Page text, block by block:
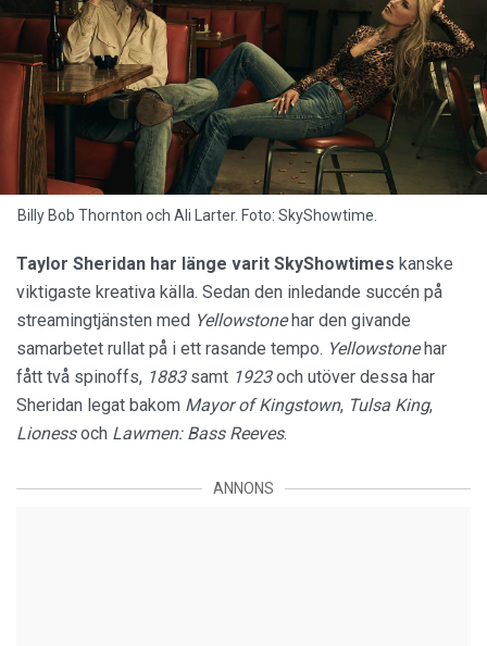
Billy Bob Thornton och Ali Larter. Foto: SkyShowtime.
Taylor Sheridan har länge varit SkyShowtimes kanske
viktigaste kreativa källa. Sedan den inledande succén på
streamingtjänsten med Yellowstonehar den givande
samarbetet rullat på i ett rasande tempo. Yellowstone har
fått två spinoffs, 1883 samt 1923och utöver dessa har
Sheridan legat bakom Mayor of Kingstown, Tulsa King,
Lionessoch Lawmen: Bass Reeves.
ANNONS